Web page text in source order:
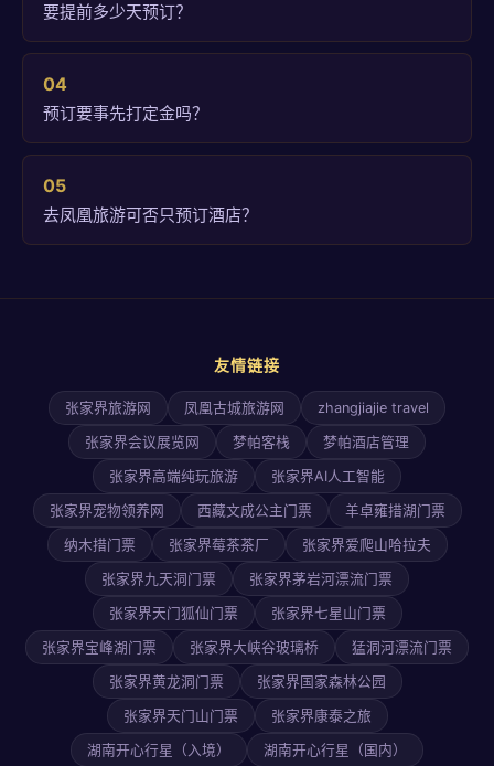
要提前多少天预订？
04
预订要事先打定金吗？
05
去凤凰旅游可否只预订酒店？
友情链接
张家界旅游网 凤凰古城旅游网 zhangjiajie travel
张家界会议展览网 梦帕客栈 梦帕酒店管理
张家界高端纯玩旅游 张家界AI人工智能
张家界宠物领养网 西藏文成公主门票 羊卓雍措湖门票
纳木措门票 张家界莓茶茶厂 张家界爱爬山哈拉夫
张家界九天洞门票 张家界茅岩河漂流门票
张家界天门狐仙门票 张家界七星山门票
张家界宝峰湖门票 张家界大峡谷玻璃桥 猛洞河漂流门票
张家界黄龙洞门票 张家界国家森林公园
张家界天门山门票 张家界康泰之旅
湖南开心行星（入境） 湖南开心行星（国内）